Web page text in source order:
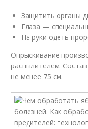
Защитить органы
Глаза —
На руки одеть
Опрыскивание
распылителем.
не менее 75 см.